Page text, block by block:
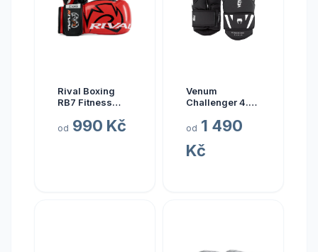
Rival Boxing
RB7 Fitness
Gloves,
od 990 Kč
Venum
Challenger 4.0
Black/White
od 1 490
Kč